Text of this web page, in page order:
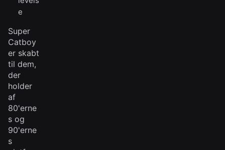
e
Super
Catboy
er skabt
til dem,
der
holder
af
80'erne
s og
90'erne
s